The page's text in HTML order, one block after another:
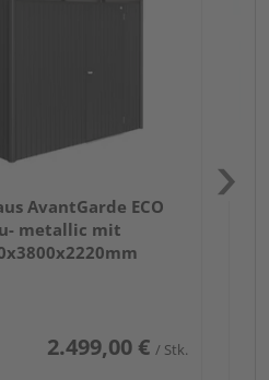
AvantGarde ECO
metallic mit
2.499,00 € / Stk.